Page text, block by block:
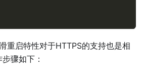
重启特性对于HTTPS的支持也是相
骤如下：